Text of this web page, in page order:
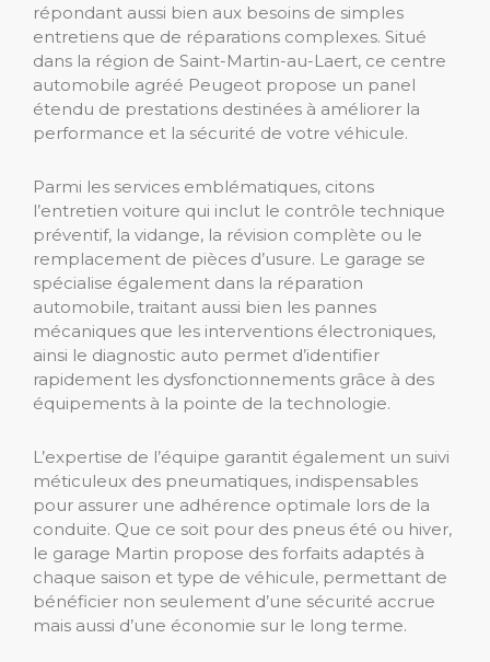
répondant aussi bien aux besoins de simples
entretiens que de réparations complexes. Situé
dans la région de Saint-Martin-au-Laert, ce centre
automobile agréé Peugeot propose un panel
étendu de prestations destinées à améliorer la
performance et la sécurité de votre véhicule.
Parmi les services emblématiques, citons
l’entretien voiture qui inclut le contrôle technique
préventif, la vidange, la révision complète ou le
remplacement de pièces d’usure. Le garage se
spécialise également dans la réparation
automobile, traitant aussi bien les pannes
mécaniques que les interventions électroniques,
ainsi le diagnostic auto permet d’identifier
rapidement les dysfonctionnements grâce à des
équipements à la pointe de la technologie.
L’expertise de l’équipe garantit également un suivi
méticuleux des pneumatiques, indispensables
pour assurer une adhérence optimale lors de la
conduite. Que ce soit pour des pneus été ou hiver,
le garage Martin propose des forfaits adaptés à
chaque saison et type de véhicule, permettant de
bénéficier non seulement d’une sécurité accrue
mais aussi d’une économie sur le long terme.